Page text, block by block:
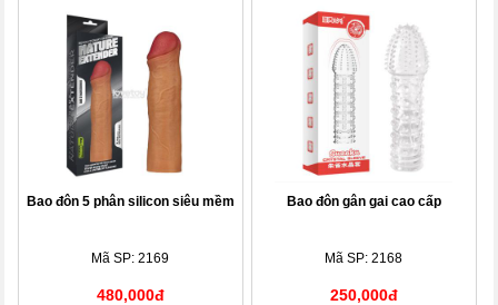
Bao đôn 5 phân silicon siêu mềm
Mã SP: 2169
480,000đ
Bao đôn gân gai cao cấp
Mã SP: 2168
250,000đ